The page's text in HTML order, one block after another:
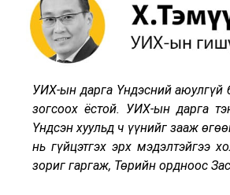
УИХ-ын дарга Үндэсний аюулгүй
зогсоох ёстой. УИХ-ын дарга
Үндсэн хуульд ч үүнийг зааж
нь гүйцэтгэх эрх мэдэлтэйгээ
зориг гаргаж, Төрийн ордноос